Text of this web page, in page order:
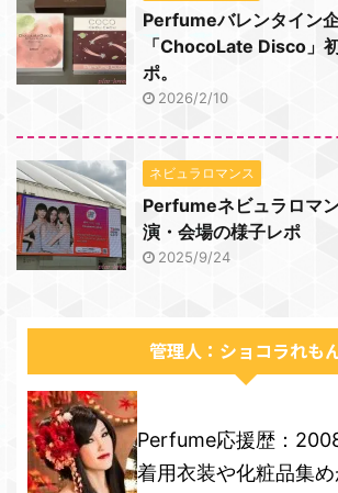
Perfumeバレンタイン
「ChocoLate Disco」
ポ。
2026/2/10
ネビュラロマンス
Perfumeネビュラロマ
演・会場の様子レポ
2025/9/24
管理人：ショコラれも
Perfume応援歴：
着用衣装や化粧品集